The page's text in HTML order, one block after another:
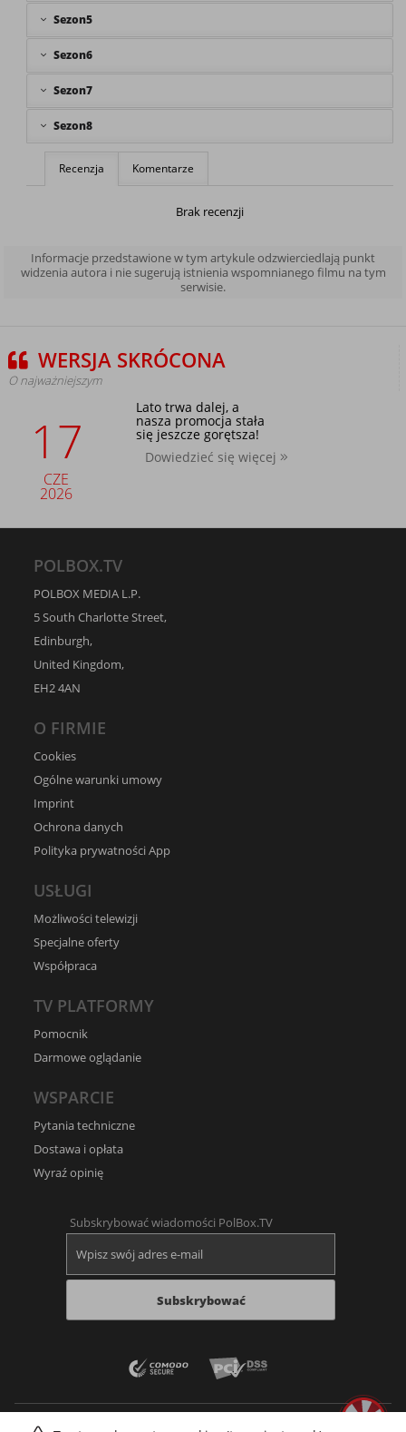
Sezon5
Sezon6
Sezon7
Sezon8
Recenzja Komentarze
Brak recenzji
Informacje przedstawione w tym artykule odzwierciedlają punkt
widzenia autora i nie sugerują istnienia wspomnianego filmu na tym
serwisie.
WERSJA SKRÓCONA
O najważniejszym
17
CZE
2026
Lato trwa dalej, a
nasza promocja stała
się jeszcze gorętsza!
Dowiedzieć się więcej
POLBOX.TV
POLBOX MEDIA L.P.
5 South Charlotte Street,
Edinburgh,
United Kingdom,
EH2 4AN
O FIRMIE
Cookies
Ogólne warunki umowy
Imprint
Ochrona danych
Polityka prywatności App
USŁUGI
Możliwości telewizji
Specjalne oferty
Współpraca
TV PLATFORMY
Pomocnik
Darmowe oglądanie
WSPARCIE
Pytania techniczne
Dostawa i opłata
Wyraź opinię
Subskrybować wiadomości PolBox.TV
Subskrybować